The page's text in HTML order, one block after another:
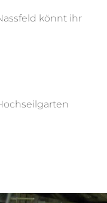
könnt ihr